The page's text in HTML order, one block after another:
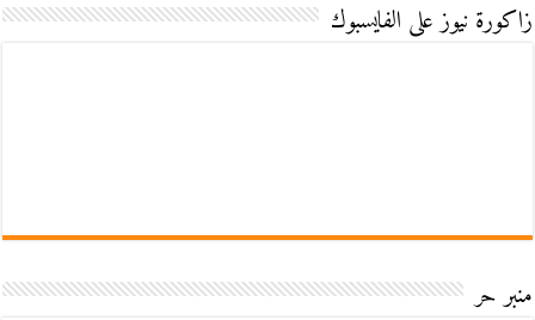
زاكورة نيوز على الفايسبوك
منبر حر